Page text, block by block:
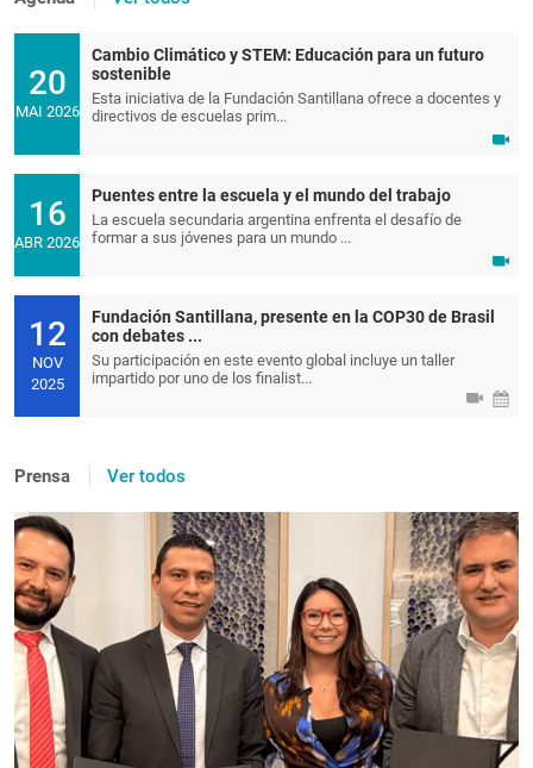
20
MAI 2026
Cambio Climático y STEM: Educación para un futuro
sostenible
Esta iniciativa de la Fundación Santillana ofrece a docentes y
directivos de escuelas prim...
16
ABR 2026
Puentes entre la escuela y el mundo del trabajo
La escuela secundaria argentina enfrenta el desafío de
formar a sus jóvenes para un mundo ...
12
NOV
2025
Fundación Santillana, presente en la COP30 de Brasil
con debates ...
Su participación en este evento global incluye un taller
impartido por uno de los finalist...
Prensa Ver todos